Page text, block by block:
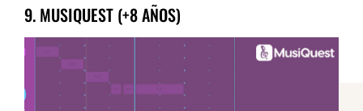
9. MUSIQUEST (+8 AÑOS)